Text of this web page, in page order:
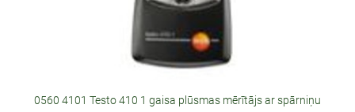
0560 4101 Testo 410 1 gaisa plūsmas mērītājs ar spārniņu